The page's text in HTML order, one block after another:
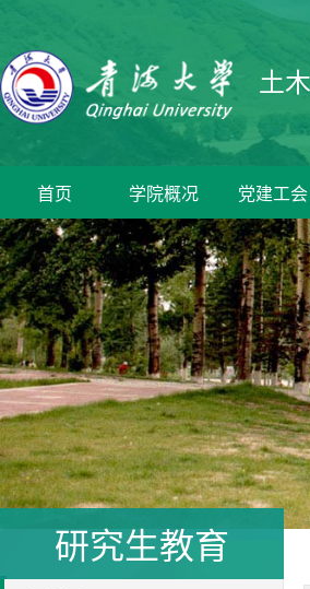
土
首页 学院概况 党建工会
研究生教育